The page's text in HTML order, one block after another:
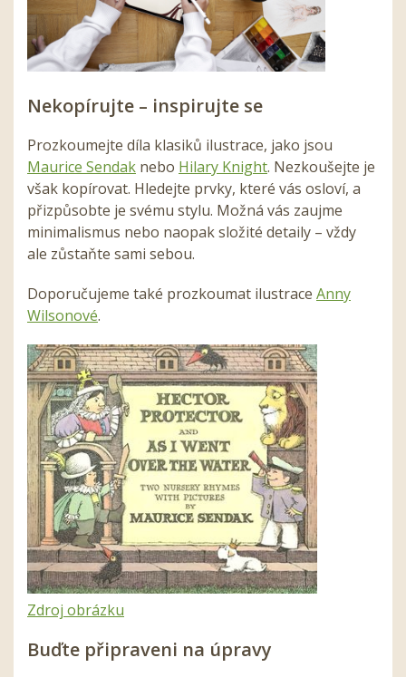
Nekopírujte – inspirujte se
Prozkoumejte díla klasiků ilustrace, jako jsou
Maurice Sendak nebo Hilary Knight. Nezkoušejte je
však kopírovat. Hledejte prvky, které vás osloví, a
přizpůsobte je svému stylu. Možná vás zaujme
minimalismus nebo naopak složité detaily – vždy
ale zůstaňte sami sebou.
Doporučujeme také prozkoumat ilustrace Anny
Wilsonové.
Zdroj obrázku
Buďte připraveni na úpravy